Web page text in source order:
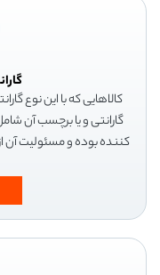
کالاهایی که با این نوع
گارانتی و یا برچسب آن